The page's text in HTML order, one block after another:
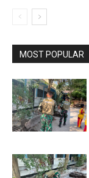
MOST POPULAR